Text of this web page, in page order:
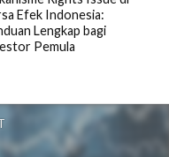
Efek Indonesia:
Lengkap bagi
Pemula